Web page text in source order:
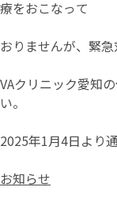
療をおこなって
おりませんが、緊急
VAクリニック愛知
い。
2025年1月4日より
お知らせ